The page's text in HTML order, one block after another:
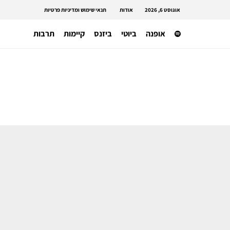
אוגוסט 6, 2026 אודות תנאי שימוש ומדיניות פרטיות
אופנה ביוטי ביזנס קיימות תרבות